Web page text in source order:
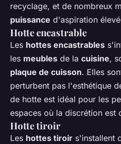
recyclage, et de nombreux
puissance d'aspiration
Hotte encastrable
Les hottes encastrables
les meubles de la cuisine,
plaque de cuisson. Elles
perturbent pas l'esthétique
de hotte est idéal pour les
espaces où la discrétion est
Hotte tiroir
Les hottes tiroir s'installent